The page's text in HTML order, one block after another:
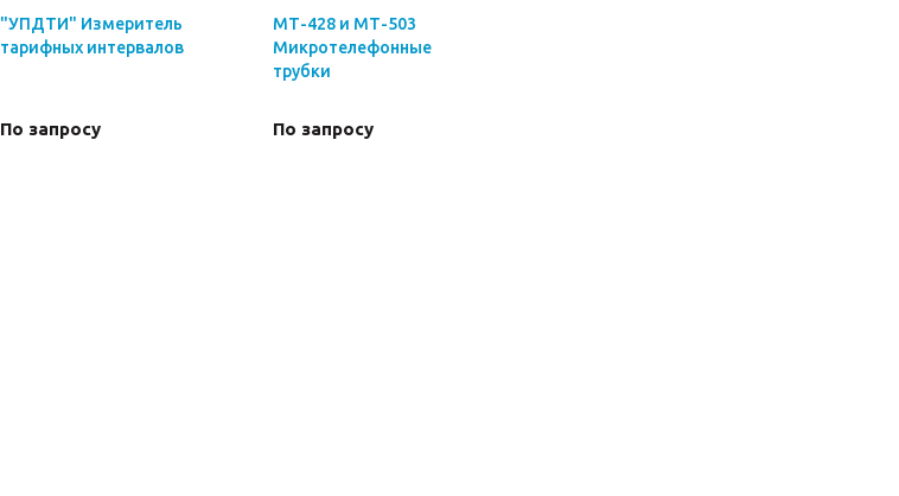
"УПДТИ" Измеритель
тарифных интервалов
По запросу
МТ-428 и МТ-503
Микротелефонные
трубки
По запросу